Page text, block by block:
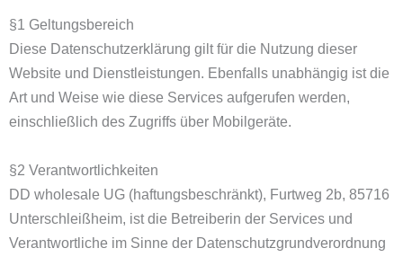
§1 Geltungsbereich
Diese Datenschutzerklärung gilt für die Nutzung dieser
Website und Dienstleistungen. Ebenfalls unabhängig ist die
Art und Weise wie diese Services aufgerufen werden,
einschließlich des Zugriffs über Mobilgeräte.
§2 Verantwortlichkeiten
DD wholesale UG (haftungsbeschränkt), Furtweg 2b, 85716
Unterschleißheim, ist die Betreiberin der Services und
Verantwortliche im Sinne der Datenschutzgrundverordnung